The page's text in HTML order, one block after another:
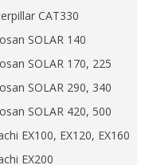
CAT330
SOLAR 140
SOLAR 170, 225
SOLAR 290, 340
SOLAR 420, 500
EX100, EX120, EX160
EX200